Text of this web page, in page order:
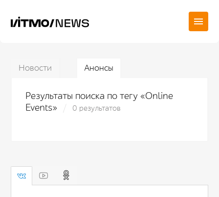
Новости Анонсы
Результаты поиска по тегу «Online
Events»
0 результатов